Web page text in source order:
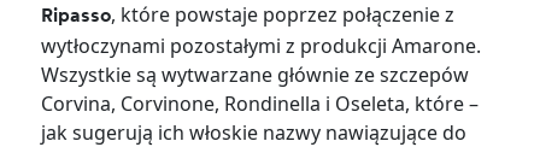
Ripasso, które powstaje poprzez połączenie z
wytłoczynami pozostałymi z produkcji Amarone.
Wszystkie są wytwarzane głównie ze szczepów
Corvina, Corvinone, Rondinella i Oseleta, które –
jak sugerują ich włoskie nazwy nawiązujące do